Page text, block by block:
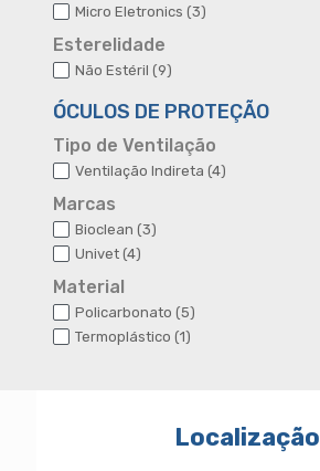
produtos
Micro Eletronics 33
Esterelidade
Não Estéril 99
ÓCULOS DE PROTEÇÃO
Tipo de Ventilação
Ventilação Indireta 44
Marcas
Bioclean 33
Univet 44
Material
Policarbonato 55
produtos
Termoplástico 11
Localização